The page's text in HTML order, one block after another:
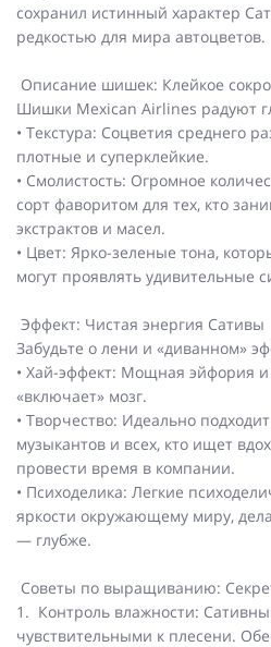
сохранил истинный характер
редкостью для мира автоцветов.
Описание шишек: Клейкое
Шишки Mexican Airlines радуют
• Текстура: Соцветия среднего
плотные и суперклейкие.
• Смолистость: Огромное
сорт фаворитом для тех, кто
экстрактов и масел.
• Цвет: Ярко-зеленые тона,
могут проявлять удивительные
Эффект: Чистая энергия Сативы
Забудьте о лени и «диванном»
• Хай-эффект: Мощная эйфория
«включает» мозг.
• Творчество: Идеально
музыкантов и всех, кто ищет
провести время в компании.
• Психоделика: Легкие
яркости окружающему миру,
— глубже.
Советы по выращиванию:
1. Контроль влажности:
чувствительными к плесени.